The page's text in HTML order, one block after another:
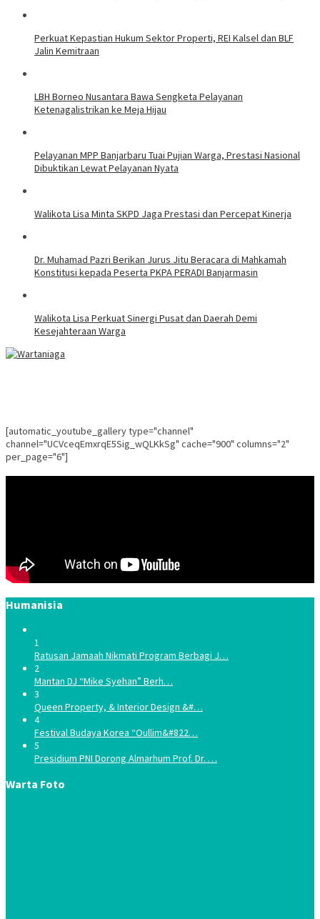
Perkuat Kepastian Hukum Sektor Properti, REI Kalsel dan BLF
Jalin Kemitraan
LBH Borneo Nusantara Bawa Sengketa Pelayanan
Ketenagalistrikan ke Meja Hijau
Pelayanan MPP Banjarbaru Tuai Pujian Warga, Prestasi Nasional
Dibuktikan Lewat Pelayanan Nyata
Walikota Lisa Minta SKPD Jaga Prestasi dan Percepat Kinerja
Dr. Muhamad Pazri Berikan Jurus Jitu Beracara di Mahkamah
Konstitusi kepada Peserta PKPA PERADI Banjarmasin
Walikota Lisa Perkuat Sinergi Pusat dan Daerah Demi
Kesejahteraan Warga
[automatic_youtube_gallery type="channel"
channel="UCVceqEmxrqE5Sig_wQLKkSg" cache="900" columns="2"
per_page="6"]
Humanisia
1
Ratusan Jamaah Nikmati Program Berbagi J…
2
Mantan DJ “Mike Syehan” Berh…
3
Queen Property, & Interior Design &#…
4
Festival Budaya Korea “Oullim&#822…
5
Presidium PNI Dorong Almarhum Prof. Dr. …
Warta Foto